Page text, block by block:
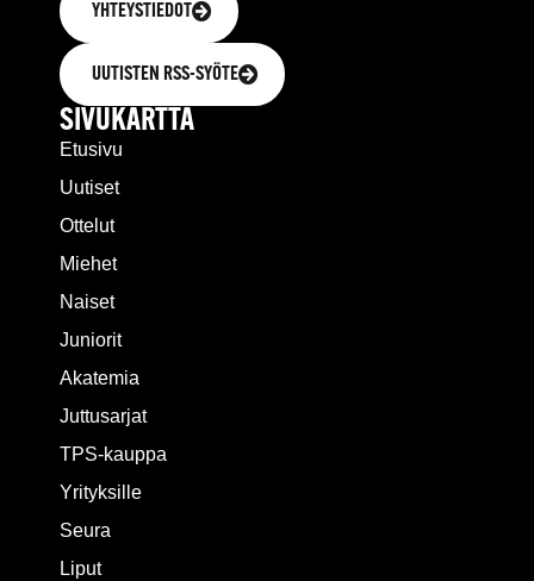
YHTEYSTIEDOT
UUTISTEN RSS-SYÖTE
SIVUKARTTA
Etusivu
Uutiset
Ottelut
Miehet
Naiset
Juniorit
Akatemia
Juttusarjat
TPS-kauppa
Yrityksille
Seura
Liput